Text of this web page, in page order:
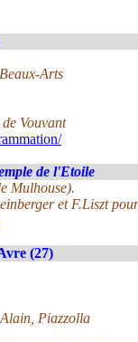
Arts
Vouvant
de l'Etoile
Mulhouse).
et F.Liszt
(27)
Piazzolla